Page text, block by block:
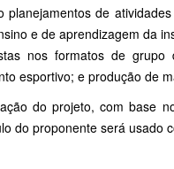
de
e de aprendizagem da
nos formatos de
esportivo; e produção de
do projeto, com base
do proponente será usado